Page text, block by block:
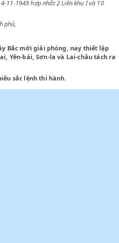
tháng 11 năm 1948 tổ chức chính
kháng chiến;
4-11-1949 hợp nhất 2 Liên khu I và
phủ,
Tây Bắc mới giải phóng, nay
cai, Yên-bái, Sơn-la và Lai-châu